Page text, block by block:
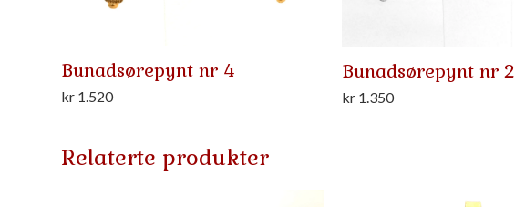
Bunadsørepynt nr 4
kr 1.520
Bunadsørepynt nr 2
kr1.350
Relaterte produkter